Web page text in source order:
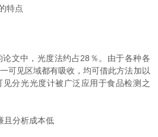
特点
文中，光度法约占28％。由于各种各
可见区域都有吸收，均可借此方法加以
分光光度计被广泛应用于食品检测之
分析成本低